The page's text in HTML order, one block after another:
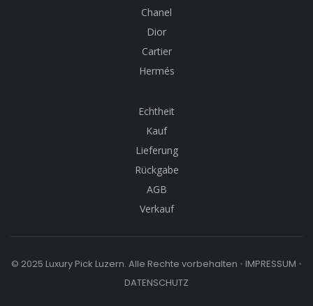
Chanel
Dior
Cartier
Hermés
Echtheit
Kauf
Lieferung
Rückgabe
AGB
Verkauf
© 2025 Luxury Pick Luzern. Alle Rechte vorbehalten • IMPRESSUM •
DATENSCHUTZ